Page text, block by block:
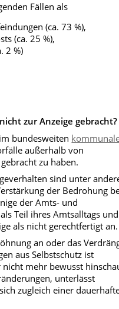
Fällen als
(ca. 73 %),
(ca. 25 %),
2 %)
zur Anzeige gebracht?
bundesweiten
außerhalb von
zu haben.
sind unter
der Bedrohung
der Amts- und
Teil ihres Amtsalltags und
als nicht gerechtfertigt an.
an oder das
aus Selbstschutz ist
mehr bewusst
unterlässt
zugleich einer